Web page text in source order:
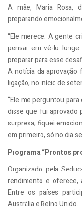
A mãe, Maria Rosa,
preparando
“Ele merece. A gente
pensar em vê-lo longe
preparar para esse
A notícia da aprovação
ligação, no início de
“Ele me perguntou
disse que fui aprovado
surpresa, fiquei
em primeiro, só no dia
Programa “Prontos
Organizado pela
rendimento e oferece,
Entre os países
Austrália e Reino Unido.